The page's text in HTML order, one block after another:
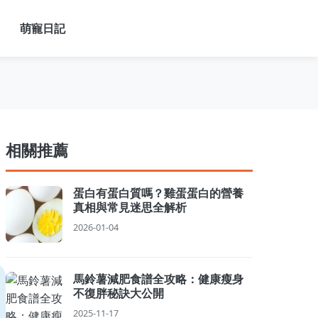
萌寵日記
相關推薦
蛋白有蛋白質嗎？雞蛋蛋白的營養
真相與常見迷思全解析
2026-01-04
馬鈴薯減肥食譜全攻略：健康瘦身
不復胖秘訣大公開
2025-11-17